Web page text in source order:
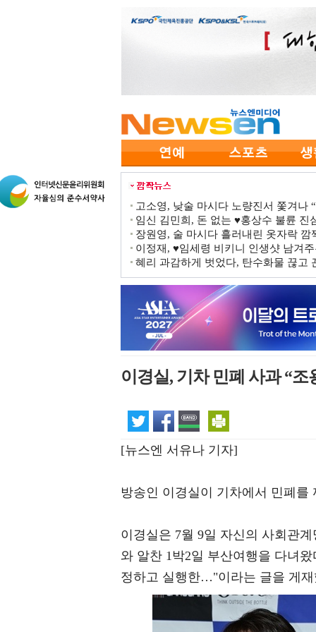
고소영, 낮술 마시다 노량진서 쫓겨나
임신 김민희, 돈 없는 ♥홍상수 불륜
장원영, 술 마시다 흘러내린 옷자락
이정재, ♥임세령 비키니 인생샷 남겨
혜리 과감하게 벗었다, 탄수화물 끊고
이경실, 기차 민폐 사과 “
[뉴스엔 서유나 기자]
방송인 이경실이 기차에서 민폐를
이경실은 7월 9일 자신의 사회관
와 알찬 1박2일 부산여행을 다녀
정하고 실행한…"이라는 글을 게